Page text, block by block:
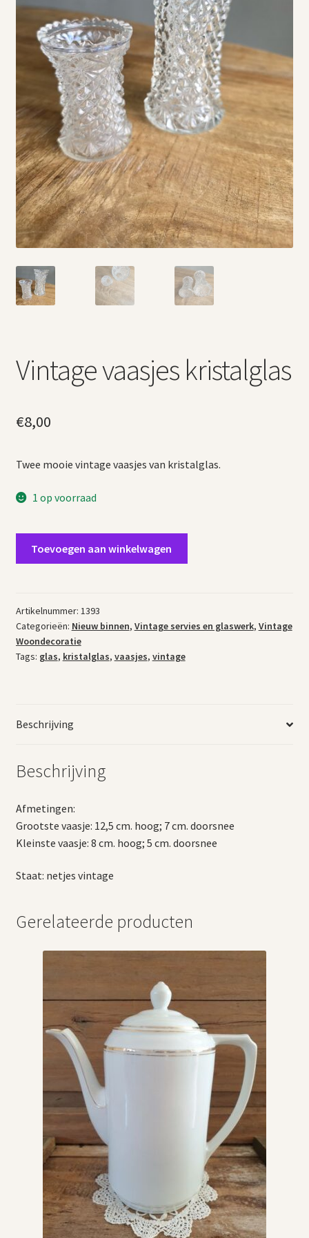
Vintage boeken en strips
Kerst
Vintage vaasjes kristalglas
€8,00
Twee mooie vintage vaasjes van kristalglas.
1 op voorraad
Toevoegen aan winkelwagen
Artikelnummer: 1393
Categorieën: Nieuw binnen, Vintage servies en glaswerk, Vintage
Woondecoratie
Tags: glas, kristalglas, vaasjes, vintage
Beschrijving
Beschrijving
Afmetingen:
Grootste vaasje: 12,5 cm. hoog; 7 cm. doorsnee
Kleinste vaasje: 8 cm. hoog; 5 cm. doorsnee
Staat: netjes vintage
Gerelateerde producten